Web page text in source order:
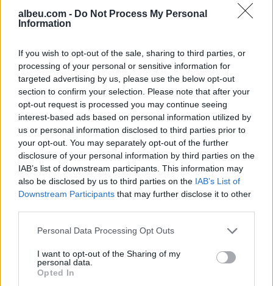
albeu.com - Do Not Process My Personal
Information
If you wish to opt-out of the sale, sharing to third parties, or
processing of your personal or sensitive information for
targeted advertising by us, please use the below opt-out
section to confirm your selection. Please note that after your
opt-out request is processed you may continue seeing
interest-based ads based on personal information utilized by
us or personal information disclosed to third parties prior to
your opt-out. You may separately opt-out of the further
disclosure of your personal information by third parties on the
IAB’s list of downstream participants. This information may
also be disclosed by us to third parties on the IAB’s List of
Downstream Participants that may further disclose it to other
Personal Data Processing Opt Outs
I want to opt-out of the Sharing of my
personal data.
Opted In
ndryshime në skuadrën e Real
Madridit
Sulme masive me dronë
ukrainas në Rusi, autoritetet
ruse njoftojnë për 456 mjete të
rrëzuara dhe dy viktima